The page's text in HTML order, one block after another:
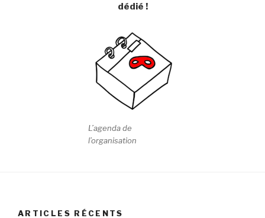
dédié !
L’agenda de
l’organisation
ARTICLES RÉCENTS